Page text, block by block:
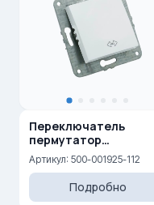
Переключатель
пермутатор
(перекрестный) 10AX,
250 V
Артикул: 500-001925-112
Подробно